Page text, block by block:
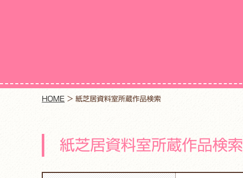
HOME > 紙芝居資料室所蔵作品検索
紙芝居資料室所蔵作品検索